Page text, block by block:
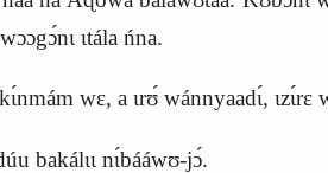
ɩtála ńna.
wɛ, a ɩrʊ́ wánnyaadɩ́,
bakálɩɩ nɩ́bááwʊ-jɔ́.